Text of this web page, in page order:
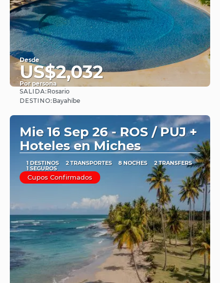
Desde
US$2,032
Por persona
SALIDA: Rosario
DESTINO: Bayahíbe
Mie 16 Sep 26 - ROS / PUJ +
Hoteles en Miches
1 DESTINOS 2 TRANSPORTES 8 NOCHES 2 TRANSFERS
1 SEGUROS
Cupos Confirmados